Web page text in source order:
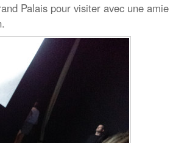
Palais pour visiter avec une amie